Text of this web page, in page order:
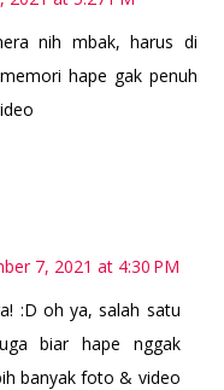
nih mbak, harus di
hape gak penuh
7, 2021 at 4:30 PM
:D oh ya, salah satu
biar hape nggak
banyak foto & video